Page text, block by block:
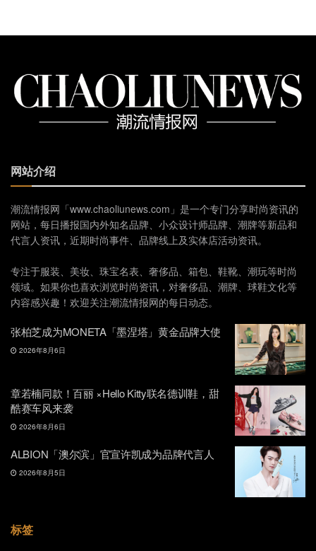
网站介绍
潮流情报网「www.chaoliunews.com」是一个专门分享时尚资讯的
网站，每日播报国内外知名品牌、小众设计师品牌、潮牌等新品和
代言人资讯，近期时尚事件、品牌线上及实体店活动资讯。
专注于服装、美妆、珠宝名表、奢侈品、箱包、鞋靴、潮玩等时尚
领域。如果你也喜欢浏览时尚资讯，对奢侈品、潮牌、球鞋文化等
内容感兴趣！欢迎关注潮流情报网的每日动态。
张柏芝成为MONETA「墨涅塔」黄金品牌大使
2026年8月6日
章若楠同款！百丽 ×Hello Kitty联名德训鞋，甜
酷赛车风来袭
2026年8月6日
ALBION「澳尔滨」官宣许凯成为品牌代言人
2026年8月5日
标签